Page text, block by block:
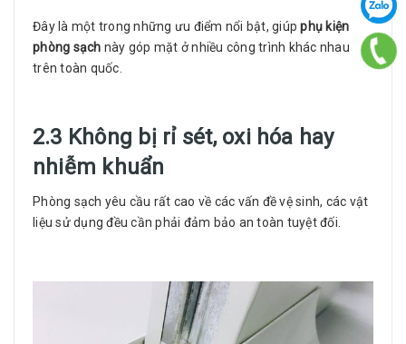
Đây là một trong những ưu điểm nổi bật, giúpphụ kiện
phòng sạch này góp mặt ở nhiều công trình khác nhau
trên toàn quốc.
2.3 Không bị rỉ sét, oxi hóa hay
nhiễm khuẩn
Phòng sạch yêu cầu rất cao về các vấn đề vệ sinh, các vật
liệu sử dụng đều cần phải đảm bảo an toàn tuyệt đối.